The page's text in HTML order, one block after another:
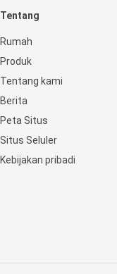
Tentang
Rumah
Produk
Tentang kami
Berita
Peta Situs
Situs Seluler
Kebijakan pribadi